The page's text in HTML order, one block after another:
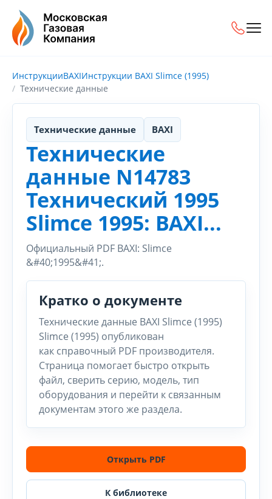
ИнструкцииBAXIИнструкции BAXI Slimce (1995)
Технические данные
Технические данные BAXI
Технические
данные N14783
Технический 1995
Slimce 1995: BAXI...
Официальный PDF BAXI: Slimce
&#40;1995&#41;.
Кратко о документе
Технические данные BAXI Slimce (1995)
Slimce (1995) опубликован
как справочный PDF производителя.
Страница помогает быстро открыть
файл, сверить серию, модель, тип
оборудования и перейти к связанным
документам этого же раздела.
Открыть PDF
К библиотеке